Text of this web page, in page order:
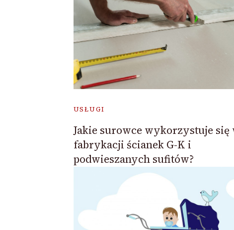
USŁUGI
Jakie surowce wykorzystuje się
fabrykacji ścianek G-K i
podwieszanych sufitów?